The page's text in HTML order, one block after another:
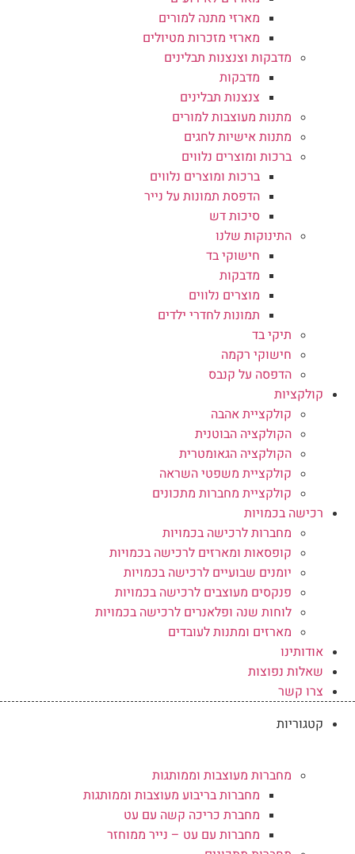
מארזי מתנה למורים
מארזי מזכרות מטיולים
מדבקות וצנצנות תבלינים
מדבקות
צנצנות תבלינים
מתנות מעוצבות למורים
מתנות אישיות לחגים
ברכות ומוצרים נלווים
ברכות ומוצרים נלווים
הדפסת תמונות על נייר
סיכות דש
התינוקות שלנו
חישוקי בד
מדבקות
מוצרים נלווים
תמונות לחדרי ילדים
תיקי בד
חישוקי רקמה
הדפסה על קנבס
קולקציות
קולקציית אהבה
הקולקציה הבוטנית
הקולקציה הגאומטרית
קולקציית משפטי השראה
קולקציית מחברות מתכונים
רכישה בכמויות
מחברות לרכישה בכמויות
קופסאות ומארזים לרכישה בכמויות
יומנים שבועיים לרכישה בכמויות
פנקסים מעוצבים לרכישה בכמויות
לוחות שנה ופלאנרים לרכישה בכמויות
מארזים ומתנות לעובדים
אודותינו
שאלות נפוצות
צרו קשר
קטגוריות
מחברות מעוצבות וממותגות
מחברות בריבוע מעוצבות וממותגות
מחברת כריכה קשה עם עט
מחברות עם עט – נייר ממוחזר